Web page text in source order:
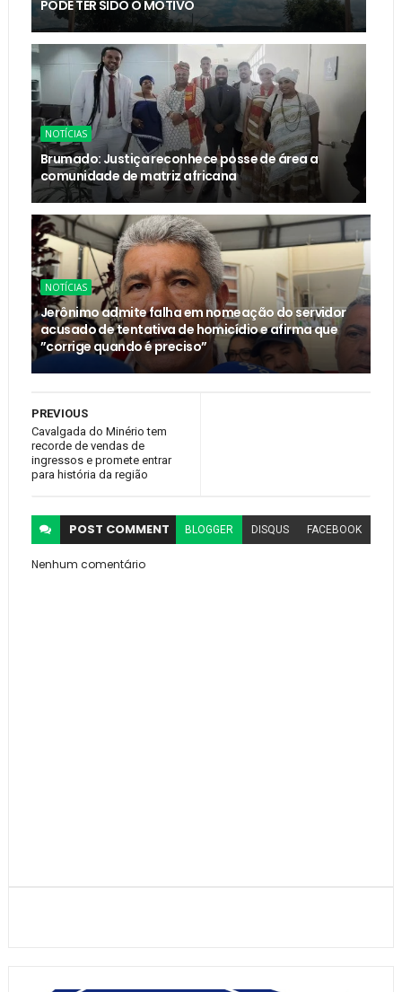
PODE TER SIDO O MOTIVO
NOTÍCIAS
Brumado: Justiça reconhece posse de área a
comunidade de matriz africana
NOTÍCIAS
Jerônimo admite falha em nomeação do servidor
acusado de tentativa de homicídio e afirma que
”corrige quando é preciso”
PREVIOUS
Cavalgada do Minério tem
recorde de vendas de
ingressos e promete entrar
para história da região
POST COMMENT BLOGGER DISQUS FACEBOOK
Nenhum comentário